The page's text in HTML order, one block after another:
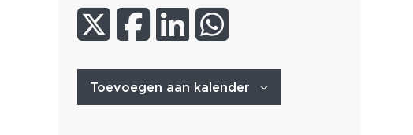
Toevoegen aan kalender